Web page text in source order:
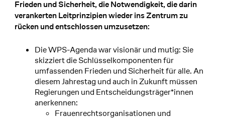
Frieden und Sicherheit, die Notwendigkeit, die darin
verankerten Leitprinzipien wieder ins Zentrum zu
rücken und entschlossen umzusetzen:
Die WPS-Agenda war visionär und mutig: Sie
skizziert die Schlüsselkomponenten für
umfassenden Frieden und Sicherheit für alle. An
diesem Jahrestag und auch in Zukunft müssen
Regierungen und Entscheidungsträger*innen
anerkennen:
Frauenrechtsorganisationen und